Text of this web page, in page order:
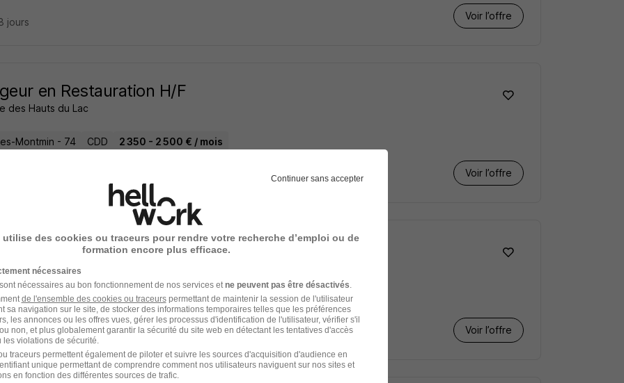
Voir l’offre
jours
en Restauration H/F
des Hauts du Lac
Montmin - 74 CDD 2 350 - 2 500 € / mois
Voir l’offre
de Cuisine H/F
des Hauts du Lac
Montmin - 74 CDI 2 800 € / mois
Voir l’offre
Continuer sans accepter
utilise des cookies ou traceurs pour rendre votre recherche d’emploi ou de
formation encore plus efficace.
nécessaires
nécessaires au bon fonctionnement de nos services et ne peuvent pas être désactivés
de l'ensemble des cookies ou traceurspermettant de maintenir la session de l'utilisateur
sa navigation sur le site, de stocker des informations temporaires telles que les préférences
les annonces ou les offres vues, gérer les processus d'identification de l'utilisateur, vérifier s'il
non, et plus globalement garantir la sécurité du site web en détectant les tentatives d'accès
violations de sécurité.
traceurs permettent également de piloter et suivre les sources d'acquisition d'audience en
unique permettant de comprendre comment nos utilisateurs naviguent sur nos sites et
en fonction des différentes sources de trafic.